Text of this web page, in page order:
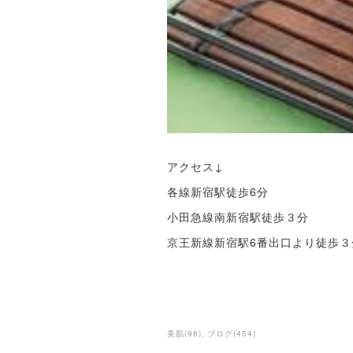
アクセス↓
各線新宿駅徒歩6分
小田急線南新宿駅徒歩３分
京王新線新宿駅6番出口より徒歩
美肌(98) ブログ(454)